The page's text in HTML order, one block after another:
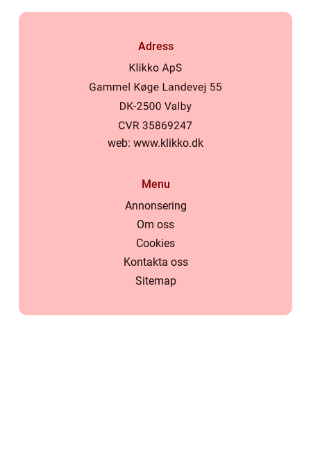
Adress
web: www.klikko.dk
Menu
Annonsering
Om oss
Cookies
Kontakta oss
Sitemap